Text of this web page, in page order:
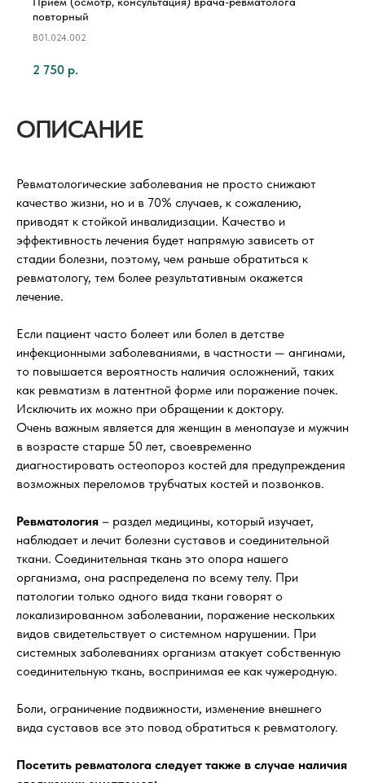
повторный
B01.024.002
2 750 р.
ОПИСАНИЕ
Ревматологические заболевания не просто снижают
качество жизни, но и в 70% случаев, к сожалению,
приводят к стойкой инвалидизации. Качество и
эффективность лечения будет напрямую зависеть от
стадии болезни, поэтому, чем раньше обратиться к
ревматологу, тем более результативным окажется
лечение.
Если пациент часто болеет или болел в детстве
инфекционными заболеваниями, в частности — ангинами,
то повышается вероятность наличия осложнений, таких
как ревматизм в латентной форме или поражение почек.
Исключить их можно при обращении к доктору.
Очень важным является для женщин в менопаузе и мужчин
в возрасте старше 50 лет, своевременно
диагностировать остеопороз костей для предупреждения
возможных переломов трубчатых костей и позвонков.
Ревматология – раздел медицины, который изучает,
наблюдает и лечит болезни суставов и соединительной
ткани. Соединительная ткань это опора нашего
организма, она распределена по всему телу. При
патологии только одного вида ткани говорят о
локализированном заболевании, поражение нескольких
видов свидетельствует о системном нарушении. При
системных заболеваниях организм атакует собственную
соединительную ткань, воспринимая ее как чужеродную.
Боли, ограничение подвижности, изменение внешнего
вида суставов все это повод обратиться к ревматологу.
Посетить ревматолога следует также в случае наличия